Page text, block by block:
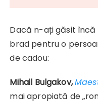
Dacă n-ați găsit
brad pentru o
de cadou:
Mihail Bulgakov,
mai apropiată de